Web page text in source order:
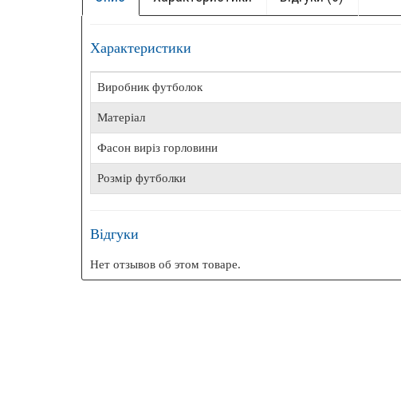
Характеристики
Виробник футболок
Матеріал
Фасон виріз горловини
Розмір футболки
Відгуки
Нет отзывов об этом товаре.